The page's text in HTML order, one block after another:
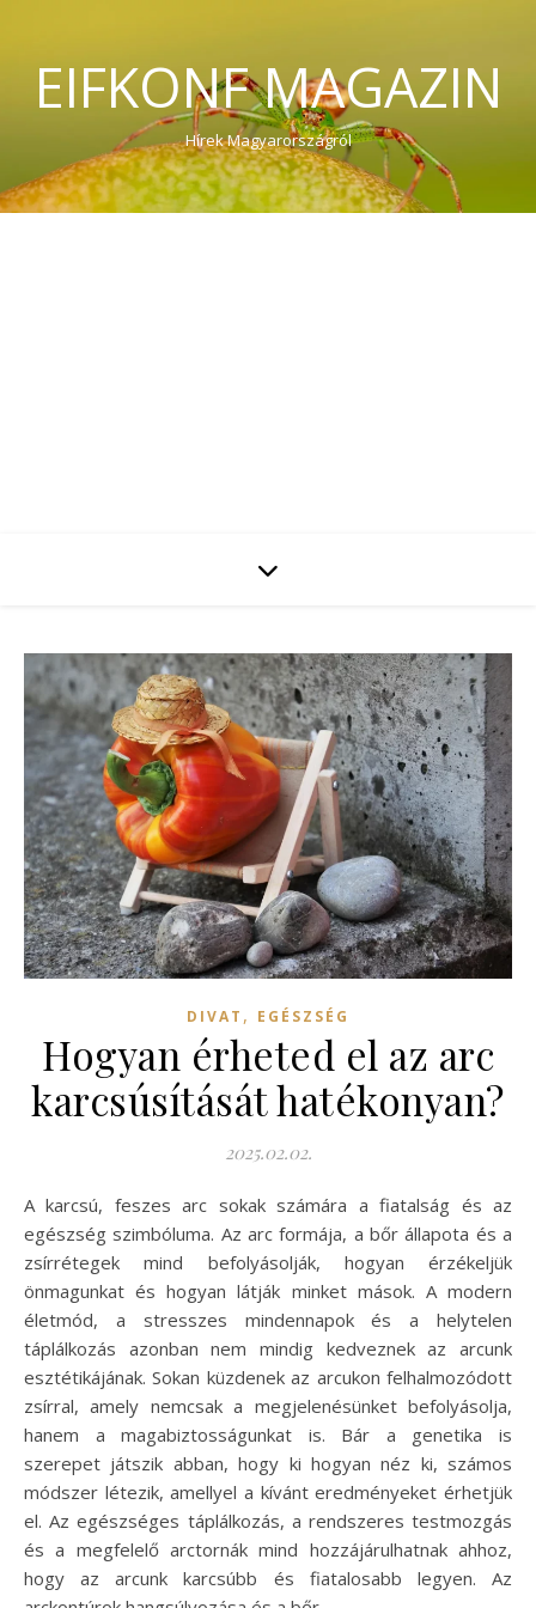
EIFKONF MAGAZIN
Hírek Magyarországról
DIVAT , EGÉSZSÉG
Hogyan érheted el az arc
karcsúsítását hatékonyan?
2025.02.02.
A karcsú, feszes arc sokak számára a fiatalság és az
egészség szimbóluma. Az arc formája, a bőr állapota és a
zsírrétegek mind befolyásolják, hogyan érzékeljük
önmagunkat és hogyan látják minket mások. A modern
életmód, a stresszes mindennapok és a helytelen
táplálkozás azonban nem mindig kedveznek az arcunk
esztétikájának. Sokan küzdenek az arcukon felhalmozódott
zsírral, amely nemcsak a megjelenésünket befolyásolja,
hanem a magabiztosságunkat is. Bár a genetika is
szerepet játszik abban, hogy ki hogyan néz ki, számos
módszer létezik, amellyel a kívánt eredményeket érhetjük
el. Az egészséges táplálkozás, a rendszeres testmozgás
és a megfelelő arctornák mind hozzájárulhatnak ahhoz,
hogy az arcunk karcsúbb és fiatalosabb legyen. Az